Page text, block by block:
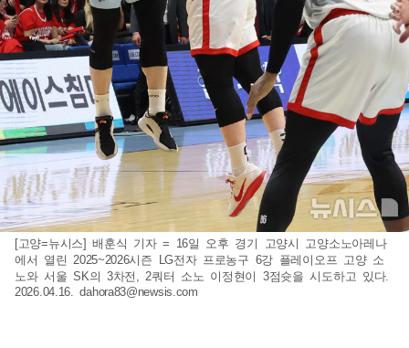
[고양=뉴시스] 배훈식 기자 = 16일 오후 경기 고양시 고양소노아레나
에서 열린 2025~2026시즌 LG전자 프로농구 6강 플레이오프 고양 소
노와 서울 SK의 3차전, 2쿼터 소노 이정현이 3점슛을 시도하고 있다.
2026.04.16.dahora83@newsis.com